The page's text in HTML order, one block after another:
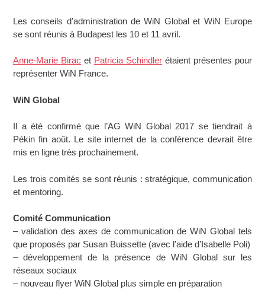
Les conseils d’administration de WiN Global et WiN Europe
se sont réunis à Budapest les 10 et 11 avril.
Anne-Marie Birac et Patricia Schindler étaient présentes pour
représenter WiN France.
WiN Global
Il a été confirmé que l’AG WiN Global 2017 se tiendrait à
Pékin fin août. Le site internet de la conférence devrait être
mis en ligne très prochainement.
Les trois comités se sont réunis : stratégique, communication
et mentoring.
Comité Communication
– validation des axes de communication de WiN Global tels
que proposés par Susan Buissette (avec l’aide d’Isabelle Poli)
– développement de la présence de WiN Global sur les
réseaux sociaux
– nouveau flyer WiN Global plus simple en préparation